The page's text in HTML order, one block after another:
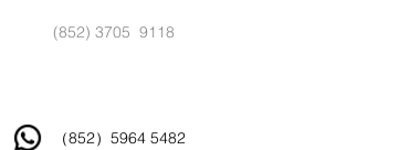
(852) 3705 9118
（852）5964 5482